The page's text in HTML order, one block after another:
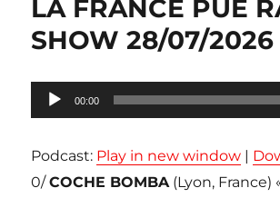
LA FRANCE PUE
SHOW 28/07/2026
Lecteur
audio
00:00
Podcast: Play in new window |
0/COCHE BOMBA(Lyon, France)